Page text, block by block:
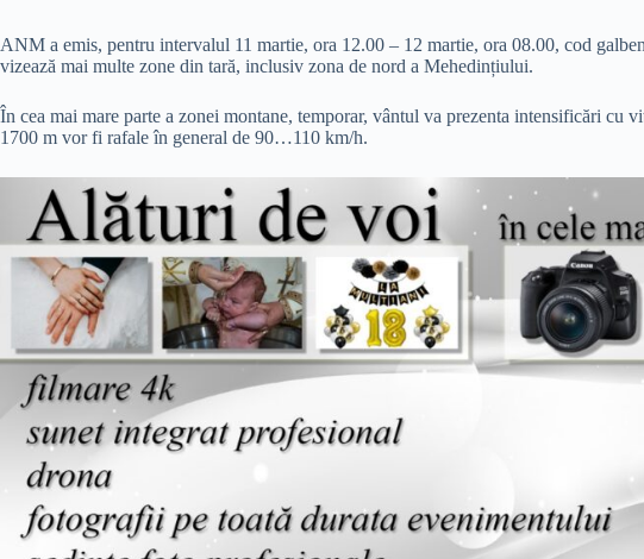
ANM a emis, pentru intervalul 11 martie, ora 12.00 – 12 martie, ora 08.00, cod
vizează mai multe zone din tară, inclusiv zona de nord a Mehedințiului.
În cea mai mare parte a zonei montane, temporar, vântul va prezenta intensificări
1700 m vor fi rafale în general de 90…110 km/h.